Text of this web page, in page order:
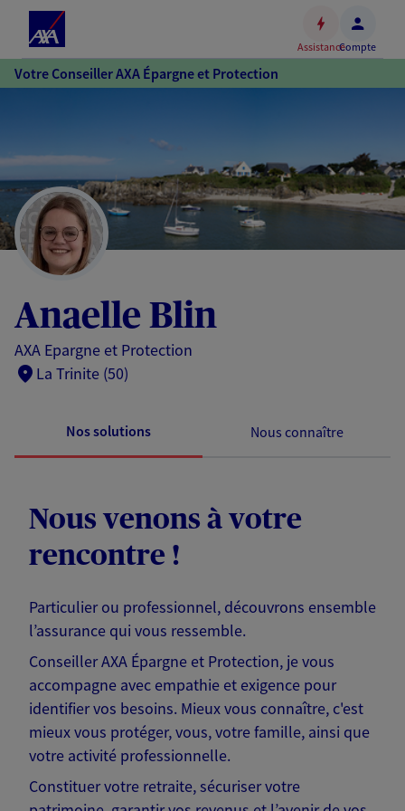
Accéder
au
au
pied
de
page
AssistanceCompte
Votre Conseiller AXA Épargne et Protection
Anaelle Blin
AXA Epargne et Protection
La Trinite (50)
Nos solutions Nous connaître
Nous venons à votre
rencontre !
Particulier ou professionnel, découvrons ensemble
l’assurance qui vous ressemble.
Conseiller AXA Épargne et Protection, je vous
accompagne avec empathie et exigence pour
identifier vos besoins. Mieux vous connaître, c'est
mieux vous protéger, vous, votre famille, ainsi que
votre activité professionnelle.
Constituer votre retraite, sécuriser votre